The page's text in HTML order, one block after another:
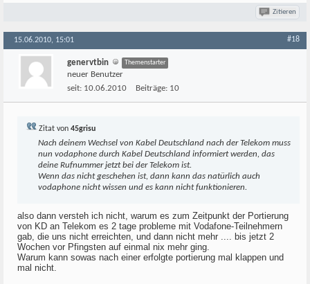
Zitieren
15.06.2010, 15:01 #18
genervtbin Themenstarter
neuer Benutzer
seit: 10.06.2010 Beiträge: 10
Zitat von 45grisu
Nach deinem Wechsel von Kabel Deutschland nach der Telekom muss
nun vodaphone durch Kabel Deutschland informiert werden, das
deine Rufnummer jetzt bei der Telekom ist.
Wenn das nicht geschehen ist, dann kann das natürlich auch
vodaphone nicht wissen und es kann nicht funktionieren.
also dann versteh ich nicht, warum es zum Zeitpunkt der Portierung
von KD an Telekom es 2 tage probleme mit Vodafone-Teilnehmern
gab, die uns nicht erreichten, und dann nicht mehr .... bis jetzt 2
Wochen vor Pfingsten auf einmal nix mehr ging.
Warum kann sowas nach einer erfolgte portierung mal klappen und
mal nicht.